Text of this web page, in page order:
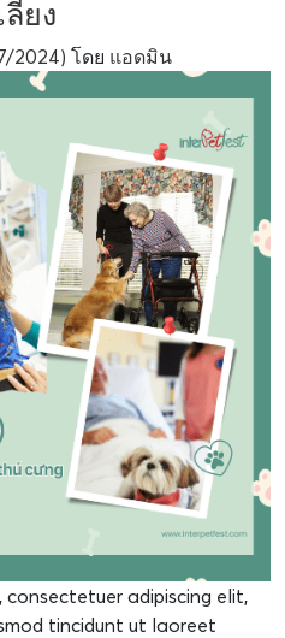
ยง
2024) โดย แอดมิน
adipiscing elit,
tincidunt ut laoreet